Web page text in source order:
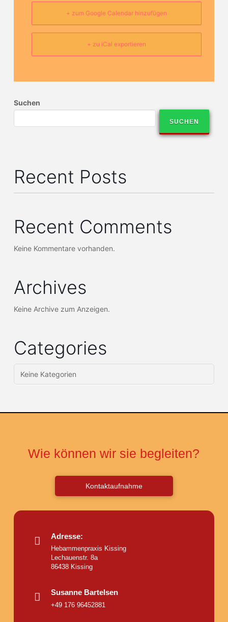
+ zum Google Calendar hinzufügen
+ zu iCal exportieren
Suchen
SUCHEN
Recent Posts
Recent Comments
Keine Kommentare vorhanden.
Archives
Keine Archive zum Anzeigen.
Categories
Keine Kategorien
Wie können wir sie begleiten?
Kontaktaufnahme
Adresse:
Hebammenpraxis Kissing
Lechauenstr. 8a
86438 Kissing
Susanne Bartelsen
+49 176 96452881